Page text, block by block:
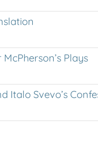
Plays
Italo Svevo’s